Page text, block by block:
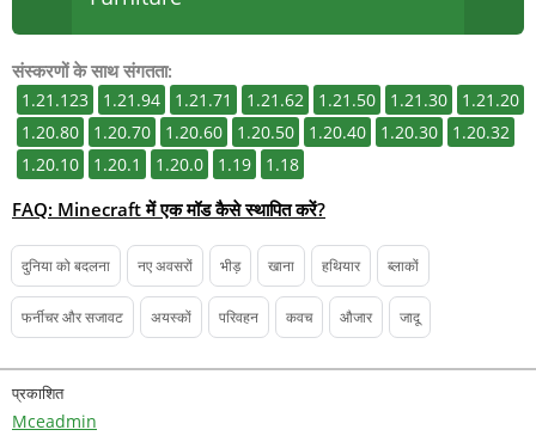
संस्करणों के साथ संगतता:
1.21.123 1.21.94 1.21.71 1.21.62 1.21.50 1.21.30
1.21.20
1.20.80
1.20.70 1.20.60 1.20.50 1.20.40 1.20.30
1.20.32
1.20.10
1.20.1 1.20.0 1.19 1.18
FAQ: Minecraft में एक मॉड कैसे स्थापित करें?
दुनिया को बदलना नए अवसरों भीड़ खाना हथियार ब्लाकों
फर्नीचर और सजावट अयस्कों परिवहन कवच औजार जादू
प्रकाशित
Mceadmin